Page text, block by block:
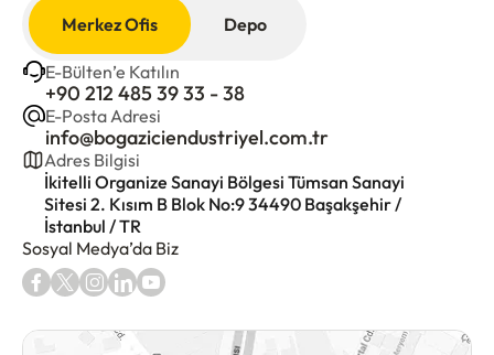
Kurumsal
Ürünler
Haberler
İletişim
Merkez Ofis Depo
E-Bülten’e Katılın
+90 212 485 39 33 - 38
E-Posta Adresi
info@bogaziciendustriyel.com.tr
Adres Bilgisi
İkitelli Organize Sanayi Bölgesi Tümsan Sanayi
Sitesi 2. Kısım B Blok No:9 34490 Başakşehir /
İstanbul / TR
E-Bülten’e Katılın
+90 212 485 39 35 - 36
E-Posta Adresi
info@bogaziciendustriyel.com.tr
Adres Bilgisi
İkitelli Organize Sanayi Bölgesi Tümsan Sanayi
Sitesi 2. Kısım A Blok No:9 34490 Başakşehir /
İstanbul / TR
Sosyal Medya’da Biz